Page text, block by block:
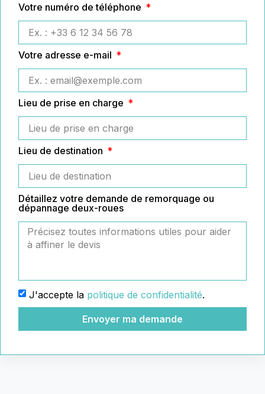
Votre numéro de téléphone
Votre adresse e-mail
Lieu de prise en charge
Lieu de destination
Détaillez votre demande de remorquage ou
dépannage deux-roues
J'accepte la politique de confidentialité.
Envoyer ma demande